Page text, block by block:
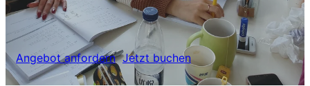
Angebot anfordern Jetzt buchen